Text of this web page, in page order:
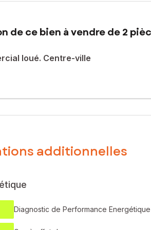
de ce bien à vendre de 2
loué. Centre-ville
à proximité d'un parking, ce local
Rentabilité garantie.
sur les risques auxquels ce bien est
honoraires d’agence HT inclus : 35 000 €
hors honoraires d’agence : 31 000 €
additionnelles
Diagnostic de Performance Energétique